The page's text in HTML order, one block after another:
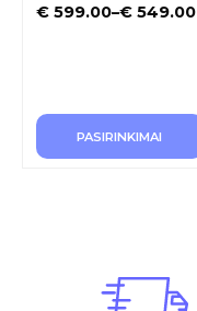
€ 549.00
–
€ 599.00
PASIRINKIMAI